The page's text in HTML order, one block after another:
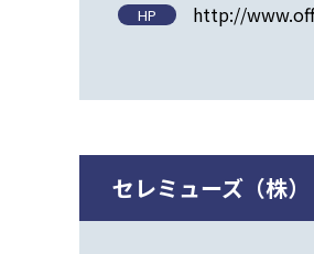
HP http://
セレミューズ（株）